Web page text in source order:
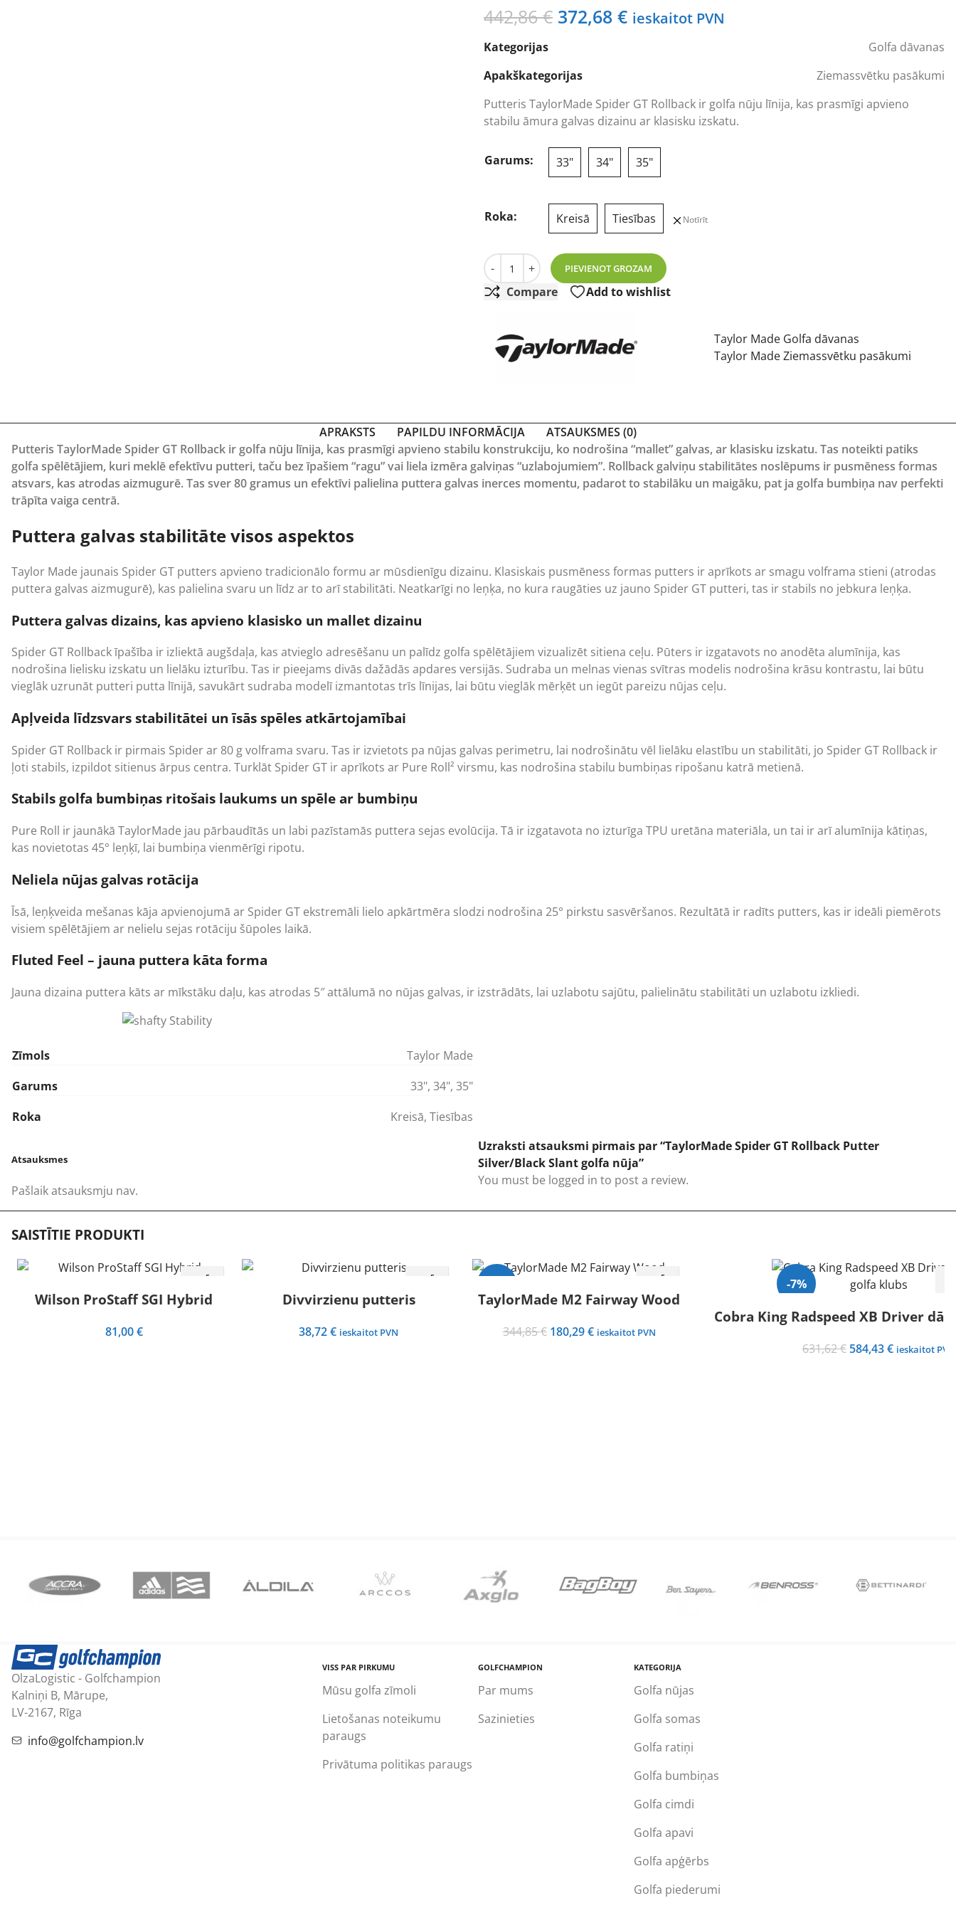
442,86€ Original
442,86 €.
372,68 €Current
ieskaitot PVN
Kategorijas
Golfa dāvanas
Apakškategorijas
Ziemassvētku pasākumi
Putteris TaylorMade Spider GT Rollback ir golfa nūju līnija, kas prasmīgi apvieno
stabilu āmura galvas dizainu ar klasisku izskatu.
Garums: 33" 34" 35"
Roka: Kreisā Tiesības Notīrīt
-
TaylorMade Spider GT Rollback Putter Silver/Black Slant golfa nūja daudzums
+ PIEVIENOT GROZAM
Compare Add to wishlist
Taylor Made Golfa dāvanas
Taylor Made Ziemassvētku pasākumi
APRAKSTS PAPILDU INFORMĀCIJA
ATSAUKSMES (0)
Putteris TaylorMade Spider GT Rollback ir golfa nūju līnija, kas prasmīgi apvieno stabilu konstrukciju, ko nodrošina “mallet” galvas, ar klasisku izskatu. Tas noteikti patiks
golfa spēlētājiem, kuri meklē efektīvu putteri, taču bez īpašiem “ragu” vai liela izmēra galviņas “uzlabojumiem”. Rollback galviņu stabilitātes noslēpums ir pusmēness formas
atsvars, kas atrodas aizmugurē. Tas sver 80 gramus un efektīvi palielina puttera galvas inerces momentu, padarot to stabilāku un maigāku, pat ja golfa bumbiņa nav perfekti
trāpīta vaiga centrā.
Puttera galvas stabilitāte visos aspektos
Taylor Made jaunais Spider GT putters apvieno tradicionālo formu ar mūsdienīgu dizainu. Klasiskais pusmēness formas putters ir aprīkots ar smagu volframa stieni (atrodas
puttera galvas aizmugurē), kas palielina svaru un līdz ar to arī stabilitāti. Neatkarīgi no leņķa, no kura raugāties uz jauno Spider GT putteri, tas ir stabils no jebkura leņķa.
Puttera galvas dizains, kas apvieno klasisko un mallet dizainu
Spider GT Rollback īpašība ir izliektā augšdaļa, kas atvieglo adresēšanu un palīdz golfa spēlētājiem vizualizēt sitiena ceļu. Pūters ir izgatavots no anodēta alumīnija, kas
nodrošina lielisku izskatu un lielāku izturību. Tas ir pieejams divās dažādās apdares versijās. Sudraba un melnas vienas svītras modelis nodrošina krāsu kontrastu, lai būtu
vieglāk uzrunāt putteri putta līnijā, savukārt sudraba modelī izmantotas trīs līnijas, lai būtu vieglāk mērķēt un iegūt pareizu nūjas ceļu.
Apļveida līdzsvars stabilitātei un īsās spēles atkārtojamībai
Spider GT Rollback ir pirmais Spider ar 80 g volframa svaru. Tas ir izvietots pa nūjas galvas perimetru, lai nodrošinātu vēl lielāku elastību un stabilitāti, jo Spider GT Rollback ir
ļoti stabils, izpildot sitienus ārpus centra. Turklāt Spider GT ir aprīkots ar Pure Roll² virsmu, kas nodrošina stabilu bumbiņas ripošanu katrā metienā.
Stabils golfa bumbiņas ritošais laukums un spēle ar bumbiņu
Pure Roll ir jaunākā TaylorMade jau pārbaudītās un labi pazīstamās puttera sejas evolūcija. Tā ir izgatavota no izturīga TPU uretāna materiāla, un tai ir arī alumīnija kātiņas,
kas novietotas 45° leņķī, lai bumbiņa vienmērīgi ripotu.
Neliela nūjas galvas rotācija
Īsā, leņķveida mešanas kāja apvienojumā ar Spider GT ekstremāli lielo apkārtmēra slodzi nodrošina 25° pirkstu sasvēršanos. Rezultātā ir radīts putters, kas ir ideāli piemērots
visiem spēlētājiem ar nelielu sejas rotāciju šūpoles laikā.
Fluted Feel – jauna puttera kāta forma
Jauna dizaina puttera kāts ar mīkstāku daļu, kas atrodas 5″ attālumā no nūjas galvas, ir izstrādāts, lai uzlabotu sajūtu, palielinātu stabilitāti un uzlabotu izkliedi.
Zīmols
Taylor Made
Garums
33", 34", 35"
Roka
Kreisā, Tiesības
Atsauksmes
Pašlaik atsauksmju nav.
Uzraksti atsauksmi pirmais par “TaylorMade Spider GT Rollback Putter
Silver/Black Slant golfa nūja”
You must be logged in to post a review.
SAISTĪTIE PRODUKTI
Wilson ProStaff SGI Hybrid
81,00€
Divvirzienu putteris
38,72€ ieskaitot PVN
TaylorMade M2 Fairway Wood
344,85€ Original
180,29€Current
ieskaitot PVN
-7%
Cobra King Radspeed XB Driver
631,62€ Original
584,43€Current
ieskaitot PVN
OlzaLogistic - Golfchampion
Kalniņi B, Mārupe,
LV-2167, Rīga
info@golfchampion.lv
VISS PAR PIRKUMU
Mūsu golfa zīmoli
Lietošanas noteikumu
paraugs
Privātuma politikas paraugs
GOLFCHAMPION
Par mums
Sazinieties
KATEGORIJA
Golfa nūjas
Golfa somas
Golfa ratiņi
Golfa bumbiņas
Golfa cimdi
Golfa apavi
Golfa apģērbs
Golfa piederumi